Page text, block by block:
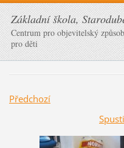
Základní škola,
Centrum pro objevitelský
pro děti
Předchozí